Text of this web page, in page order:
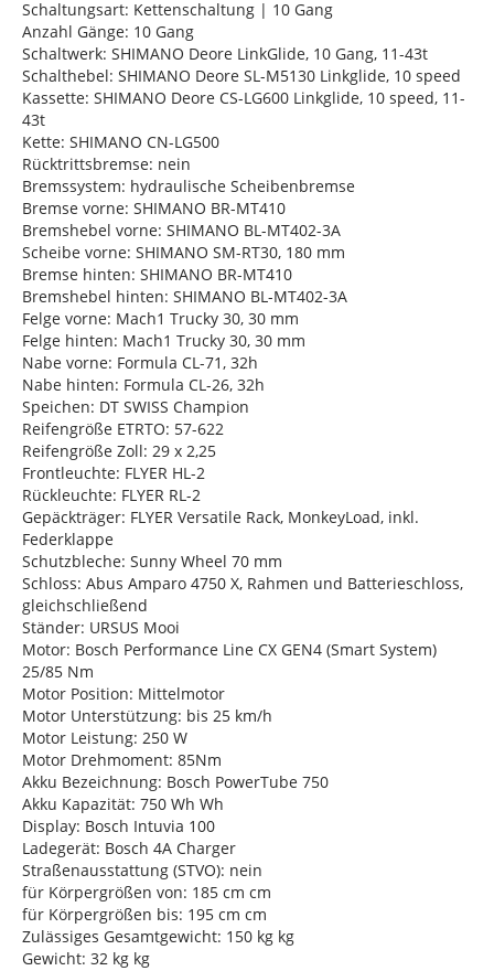
Schaltungsart: Kettenschaltung | 10 Gang
Anzahl Gänge: 10 Gang
Schaltwerk: SHIMANO Deore LinkGlide, 10 Gang, 11-43t
Schalthebel: SHIMANO Deore SL-M5130 Linkglide, 10 speed
Kassette: SHIMANO Deore CS-LG600 Linkglide, 10 speed, 11-
43t
Kette: SHIMANO CN-LG500
Rücktrittsbremse: nein
Bremssystem: hydraulische Scheibenbremse
Bremse vorne: SHIMANO BR-MT410
Bremshebel vorne: SHIMANO BL-MT402-3A
Scheibe vorne: SHIMANO SM-RT30, 180 mm
Bremse hinten: SHIMANO BR-MT410
Bremshebel hinten: SHIMANO BL-MT402-3A
Felge vorne: Mach1 Trucky 30, 30 mm
Felge hinten: Mach1 Trucky 30, 30 mm
Nabe vorne: Formula CL-71, 32h
Nabe hinten: Formula CL-26, 32h
Speichen: DT SWISS Champion
Reifengröße ETRTO: 57-622
Reifengröße Zoll: 29 x 2,25
Frontleuchte: FLYER HL-2
Rückleuchte: FLYER RL-2
Gepäckträger: FLYER Versatile Rack, MonkeyLoad, inkl.
Federklappe
Schutzbleche: Sunny Wheel 70 mm
Schloss: Abus Amparo 4750 X, Rahmen und Batterieschloss,
gleichschließend
Ständer: URSUS Mooi
Motor: Bosch Performance Line CX GEN4 (Smart System)
25/85 Nm
Motor Position: Mittelmotor
Motor Unterstützung: bis 25 km/h
Motor Leistung: 250 W
Motor Drehmoment: 85Nm
Akku Bezeichnung: Bosch PowerTube 750
Akku Kapazität: 750 Wh Wh
Display: Bosch Intuvia 100
Ladegerät: Bosch 4A Charger
Straßenausstattung (STVO): nein
für Körpergrößen von: 185 cm cm
für Körpergrößen bis: 195 cm cm
Zulässiges Gesamtgewicht: 150 kg kg
Gewicht: 32 kg kg